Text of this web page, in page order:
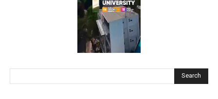
Search